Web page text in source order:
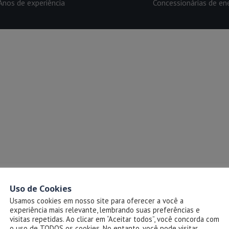
de experiência Concessionárias de
Uso de Cookies
Usamos cookies em nosso site para oferecer a você a
experiência mais relevante, lembrando suas preferências e
visitas repetidas. Ao clicar em “Aceitar todos”, você concorda com